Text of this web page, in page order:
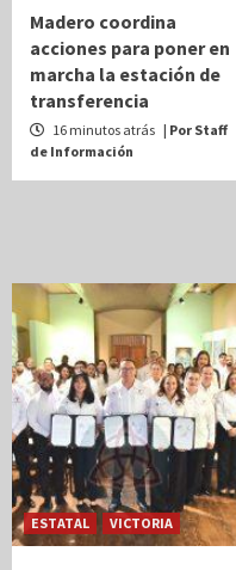
Madero coordina
acciones para poner en
marcha la estación de
transferencia
16 minutos atrás | Por Staff
de Información
ESTATAL VICTORIA